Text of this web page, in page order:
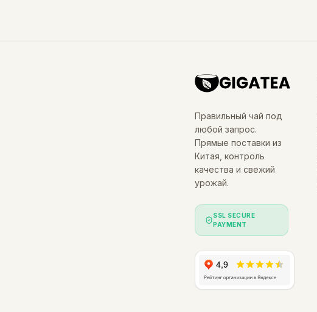
Правильный чай под
любой запрос.
Прямые поставки из
Китая, контроль
качества и свежий
урожай.
SSL SECURE
PAYMENT